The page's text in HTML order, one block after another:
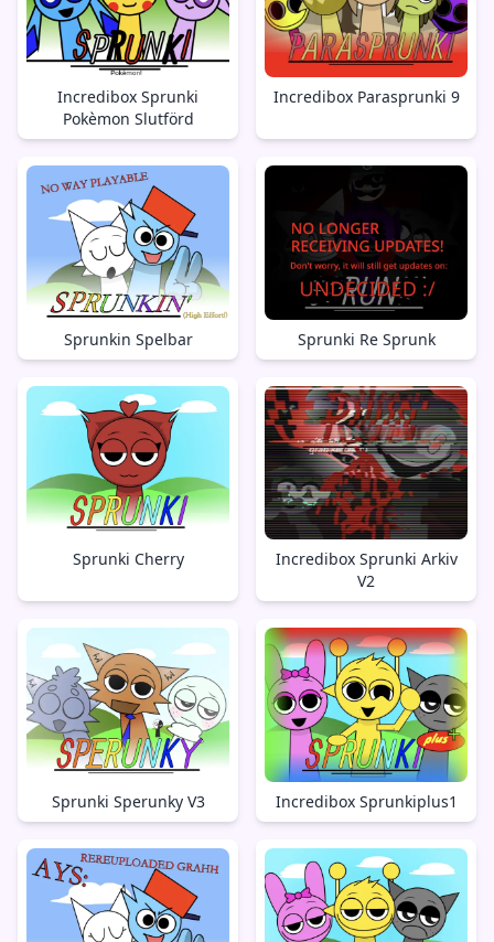
Incredibox Sprunki
Pokèmon Slutförd
Incredibox Parasprunki 9
Sprunkin Spelbar Sprunki Re Sprunk
Sprunki Cherry
Incredibox Sprunki Arkiv
V2
Sprunki Sperunky V3 Incredibox Sprunkiplus1